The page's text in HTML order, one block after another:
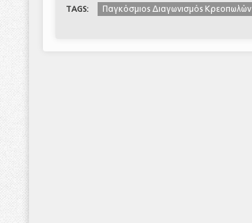
TAGS: Παγκόσμιος Διαγωνισμός Κρεοπωλών